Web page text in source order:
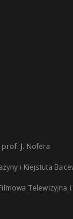
J. Nofera
i Kiejstuta
Telewizyjna